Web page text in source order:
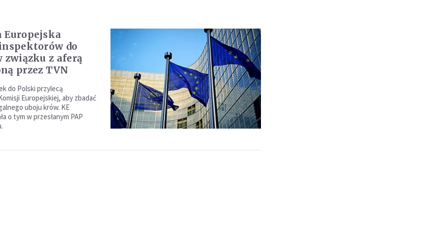
Europejska
do
związku z aferą
przez TVN
do Polski przylecą
Europejskiej, aby zbadać
uboju krów. KE
o tym w przesłanym PAP